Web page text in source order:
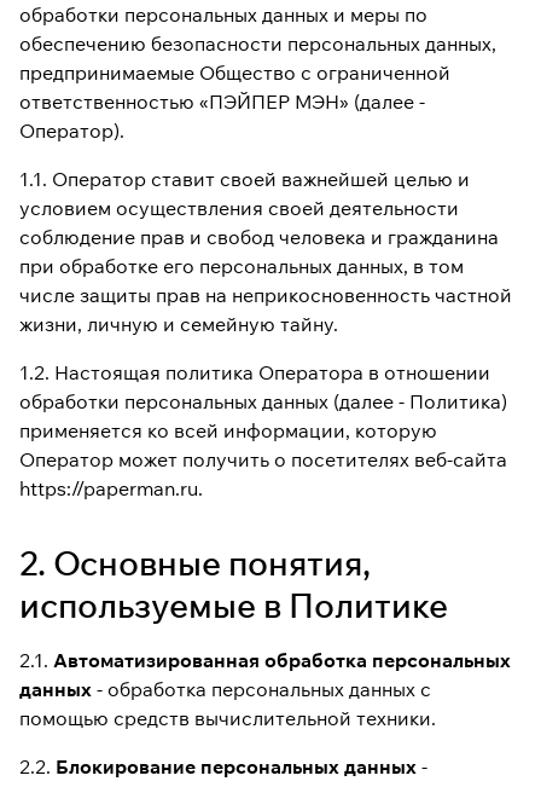
обработки персональных данных и меры по
обеспечению безопасности персональных данных,
предпринимаемые Общество с ограниченной
ответственностью «ПЭЙПЕР МЭН» (далее -
Оператор).
1.1. Оператор ставит своей важнейшей целью и
условием осуществления своей деятельности
соблюдение прав и свобод человека и гражданина
при обработке его персональных данных, в том
числе защиты прав на неприкосновенность частной
жизни, личную и семейную тайну.
1.2. Настоящая политика Оператора в отношении
обработки персональных данных (далее - Политика)
применяется ко всей информации, которую
Оператор может получить о посетителях веб-сайта
https://paperman.ru.
2. Основные понятия,
используемые в Политике
2.1. Автоматизированная обработка персональных
данных - обработка персональных данных с
помощью средств вычислительной техники.
2.2. Блокирование персональных данных -